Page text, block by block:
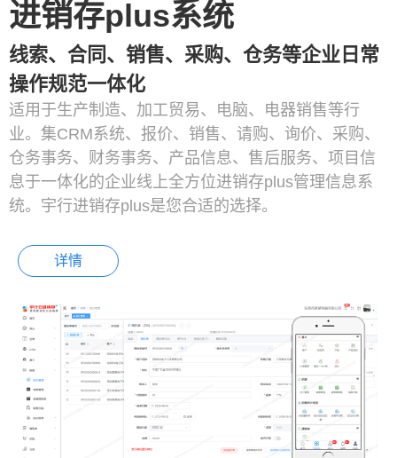
进销存plus系统
线索、合同、销售、采购、仓务等企业日常
操作规范一体化
适用于生产制造、加工贸易、电脑、电器销售等行
业。集CRM系统、报价、销售、请购、询价、采购、
仓务事务、财务事务、产品信息、售后服务、项目信
息于一体化的企业线上全方位进销存plus管理信息系
统。宇行进销存plus是您合适的选择。
详情